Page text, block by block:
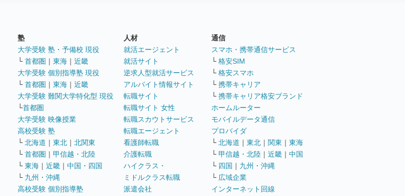
塾
大学受験 塾・予備校 現役
└ 首都圏 ｜ 東海 ｜ 近畿
大学受験 個別指導塾 現役
└ 首都圏 ｜ 東海 ｜ 近畿
大学受験 難関大学特化型 現役
└首都圏
大学受験 映像授業
高校受験 塾
└ 北海道 ｜ 東北 ｜ 北関東
└ 首都圏 ｜ 甲信越・北陸
└ 東海 ｜ 近畿 ｜ 中国・四国
└ 九州・沖縄
高校受験 個別指導塾
人材
就活エージェント
就活サイト
逆求人型就活サービス
アルバイト情報サイト
転職サイト
転職サイト 女性
転職スカウトサービス
転職エージェント
看護師転職
介護転職
ハイクラス・
ミドルクラス転職
派遣会社
通信
スマホ・携帯通信サービス
└ 格安SIM
└ 格安スマホ
└ 携帯キャリア
└ 携帯キャリア格安ブランド
ホームルーター
モバイルデータ通信
プロバイダ
└ 北海道 ｜ 東北 ｜ 関東 ｜ 東海
└ 甲信越・北陸 ｜ 近畿 ｜ 中国
└ 四国 ｜ 九州・沖縄
└ 広域企業
インターネット回線